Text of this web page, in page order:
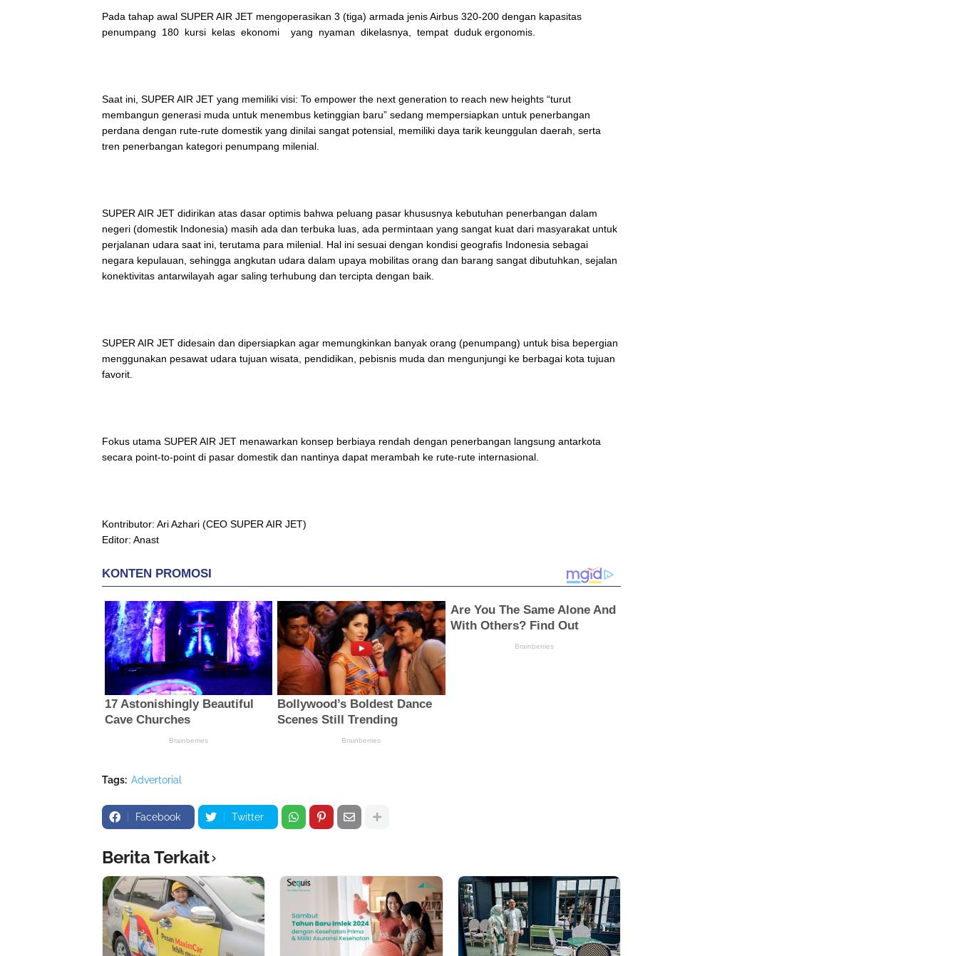
Pada tahap awal SUPER AIR JET mengoperasikan 3 (tiga) armada jenis Airbus 320-200 dengan kapasitas
penumpang 180 kursi kelas ekonomi yang nyaman dikelasnya, tempat duduk ergonomis.
Saat ini, SUPER AIR JET yang memiliki visi: To empower the next generation to reach new heights “turut
membangun generasi muda untuk menembus ketinggian baru” sedang mempersiapkan untuk penerbangan
perdana dengan rute-rute domestik yang dinilai sangat potensial, memiliki daya tarik keunggulan daerah, serta
tren penerbangan kategori penumpang milenial.
SUPER AIR JET didirikan atas dasar optimis bahwa peluang pasar khususnya kebutuhan penerbangan dalam
negeri (domestik Indonesia) masih ada dan terbuka luas, ada permintaan yang sangat kuat dari masyarakat untuk
perjalanan udara saat ini, terutama para milenial. Hal ini sesuai dengan kondisi geografis Indonesia sebagai
negara kepulauan, sehingga angkutan udara dalam upaya mobilitas orang dan barang sangat dibutuhkan, sejalan
konektivitas antarwilayah agar saling terhubung dan tercipta dengan baik.
SUPER AIR JET didesain dan dipersiapkan agar memungkinkan banyak orang (penumpang) untuk bisa bepergian
menggunakan pesawat udara tujuan wisata, pendidikan, pebisnis muda dan mengunjungi ke berbagai kota tujuan
favorit.
Fokus utama SUPER AIR JET menawarkan konsep berbiaya rendah dengan penerbangan langsung antarkota
secara point-to-point di pasar domestik dan nantinya dapat merambah ke rute-rute internasional.
Kontributor: Ari Azhari (CEO SUPER AIR JET)
Editor: Anast
Tags: Advertorial
Facebook Twitter
Berita Terkait